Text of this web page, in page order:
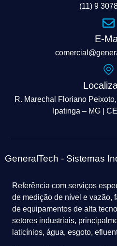
(11) 9
E-
R. Marechal Floriano
Ipatinga – MG |
GeneralTech - Sistemas
Referência com serviços
de medição de nível e vazão,
de equipamentos de alta
setores industriais,
laticínios, água, esgoto,